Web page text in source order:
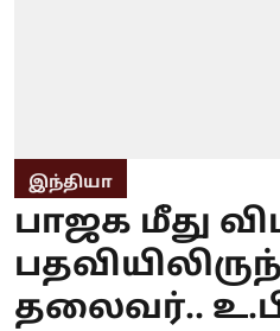
இந்தியா
பாஜக மீது
தலைவர்..